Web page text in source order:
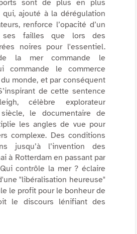
sont de plus en plus
ajouté à la dérégulation
renforce l’opacité d’un
ses failles que lors des
noires pour l'essentiel.
la mer commande le
commande le commerce
monde, et par conséquent
de cette sentence
célèbre explorateur
siècle, le documentaire de
les angles de vue pour
complexe. Des conditions
jusqu’à l’invention des
à Rotterdam en passant par
Qui contrôle la mer ?éclaire
"libéralisation heureuse"
le profit pour le bonheur de
le discours lénifiant des